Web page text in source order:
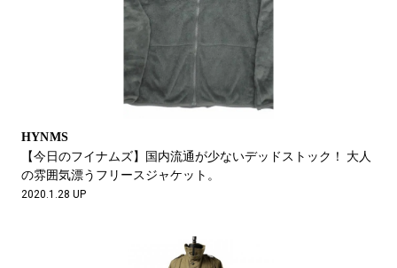
HYNMS
【今日のフイナムズ】国内流通が少ないデッドストック！ 大人
の雰囲気漂うフリースジャケット。
2020.1.28 UP